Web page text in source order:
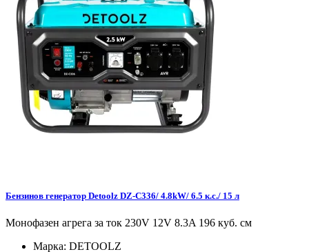
Бензинов генератор Detoolz DZ-C336/ 4.8kW/ 6.5 к.с./ 15 л
Монофазен агрега за ток 230V 12V 8.3A 196 куб. см
Марка: DETOOLZ